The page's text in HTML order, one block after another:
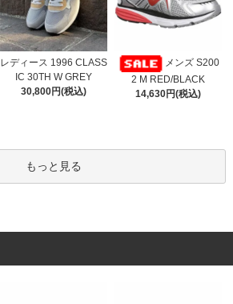
レディース 1996 CLASS
IC 30TH W GREY
30,800円(税込)
メンズ S200
2 M RED/BLACK
14,630円(税込)
もっと見る